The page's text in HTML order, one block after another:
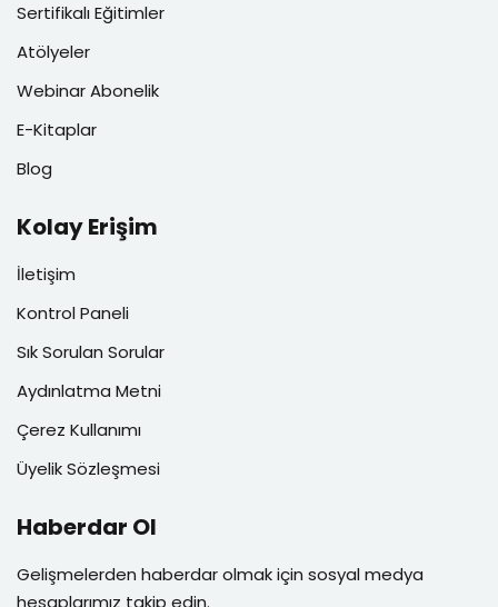
Sertifikalı Eğitimler
Atölyeler
Webinar Abonelik
E-Kitaplar
Blog
Kolay Erişim
İletişim
Kontrol Paneli
Sık Sorulan Sorular
Aydınlatma Metni
Çerez Kullanımı
Üyelik Sözleşmesi
Haberdar Ol
Gelişmelerden haberdar olmak için sosyal medya
hesaplarımız takip edin.